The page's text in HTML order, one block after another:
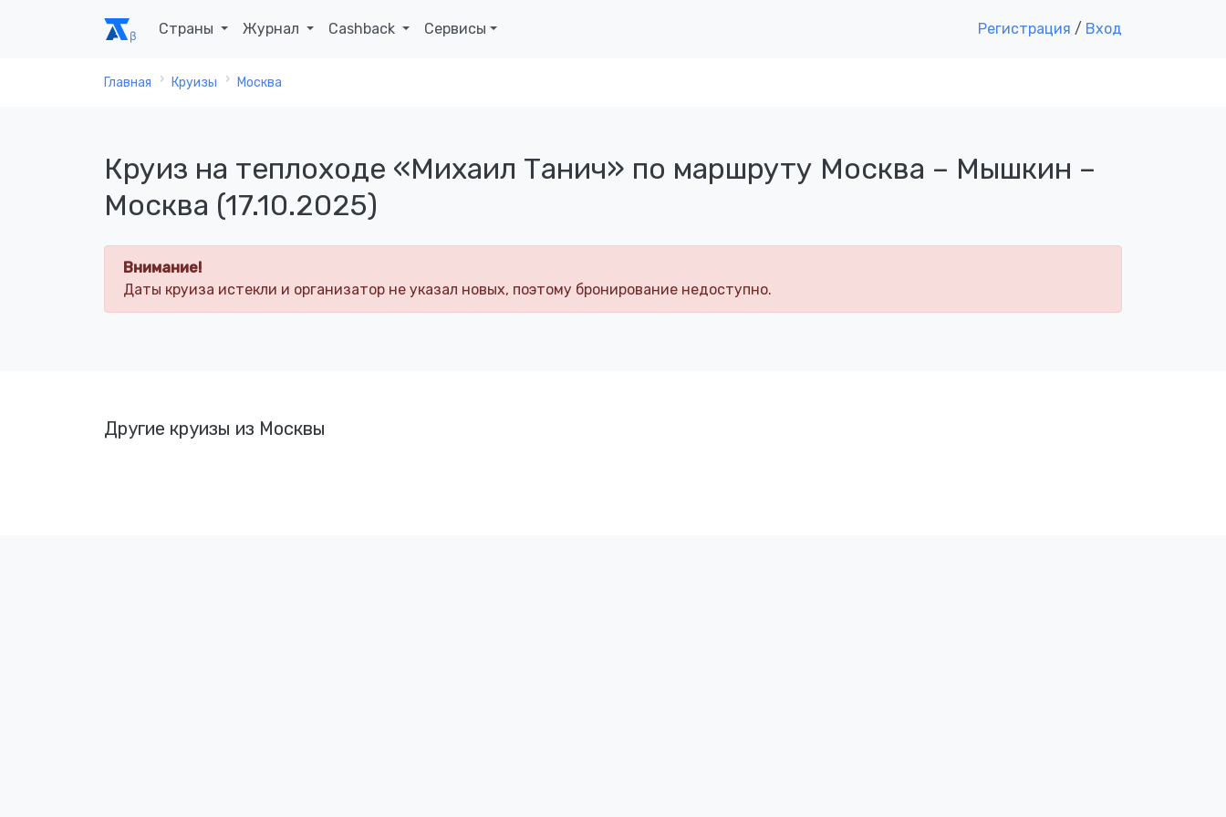
Страны Журнал Cashback Сервисы Регистрация / Вход
Главная Круизы Москва
Круиз на теплоходе «Михаил Танич» по маршруту Москва – Мышкин –
Москва (17.10.2025)
Внимание!
Даты круиза истекли и организатор не указал новых, поэтому бронирование недоступно.
Другие круизы из Москвы